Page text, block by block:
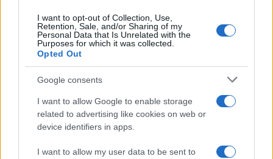
I want to opt-out of Collection, Use,
Retention, Sale, and/or Sharing of my
Personal Data that Is Unrelated with the
Purposes for which it was collected.
Opted Out
Google consents
I want to allow Google to enable storage
related to advertising like cookies on web or
device identifiers in apps.
I want to allow my user data to be sent to